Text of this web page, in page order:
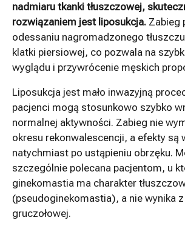
nadmiaru tkanki tłuszczowej,
rozwiązaniem jest liposukcja. Zabieg
odessaniu nagromadzonego
klatki piersiowej, co pozwala na
wyglądu i przywrócenie męskich
Liposukcja jest mało inwazyjną
pacjenci mogą stosunkowo szybko
normalnej aktywności. Zabieg nie
okresu rekonwalescencji, a efekty są
natychmiast po ustąpieniu obrzęku.
szczególnie polecana pacjentom, u
ginekomastia ma charakter
(pseudoginekomastia), a nie wynika
gruczołowej.